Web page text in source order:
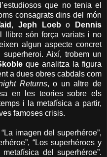
que no tenia el
consagrats dins del món
,Jeph Loeb o
Dennis
llibre són força variats i no
algun aspecte concret
Així, trobem un
que analitza la figura
a dues obres cabdals com
Returns, o un altre de
en les teories sobre els
i la metafísica a partir,
famoses crisis.
imagen del superhéroe”,
“Los superhéroes y
del superhéroe”.